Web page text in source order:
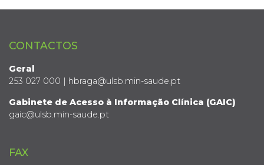
CONTACTOS
Geral
253 027 000 | hbraga@ulsb.min-saude.pt
Gabinete de Acesso à Informação Clínica (GAIC)
gaic@ulsb.min-saude.pt
FAX